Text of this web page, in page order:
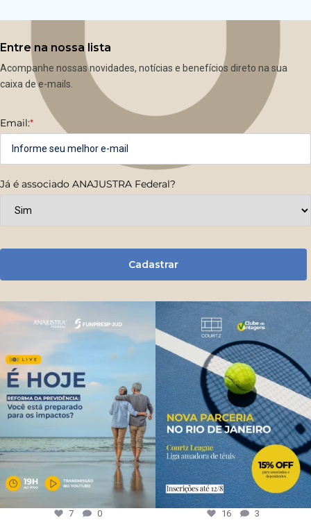
Entre na nossa lista
Acompanhe nossas novidades, notícias e benefícios direto na sua
caixa de e-mails.
Email:*
Já é associado ANAJUSTRA Federal?
Cadastrar
7 0 16 3